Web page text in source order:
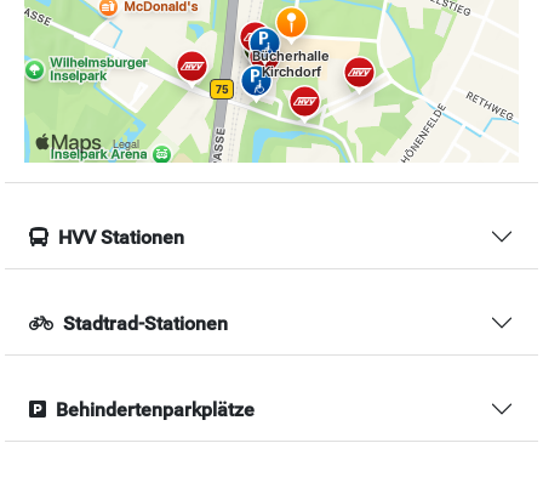
HVV Stationen
Stadtrad-Stationen
Behindertenparkplätze